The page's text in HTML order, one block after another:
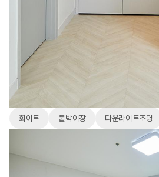
화이트 붙박이장 다운라이트조명